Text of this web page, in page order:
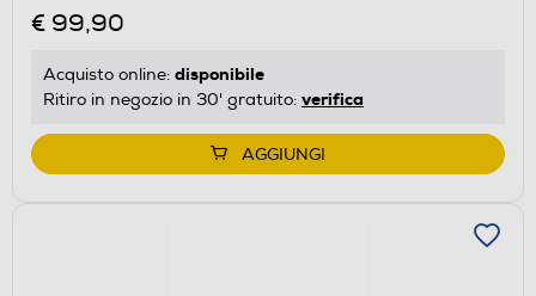
€ 99,90
Acquisto online: disponibile
Ritiro in negozio in 30' gratuito: verifica
AGGIUNGI